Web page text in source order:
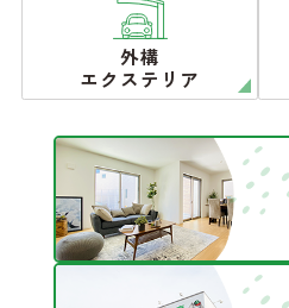
外構
エクステリア